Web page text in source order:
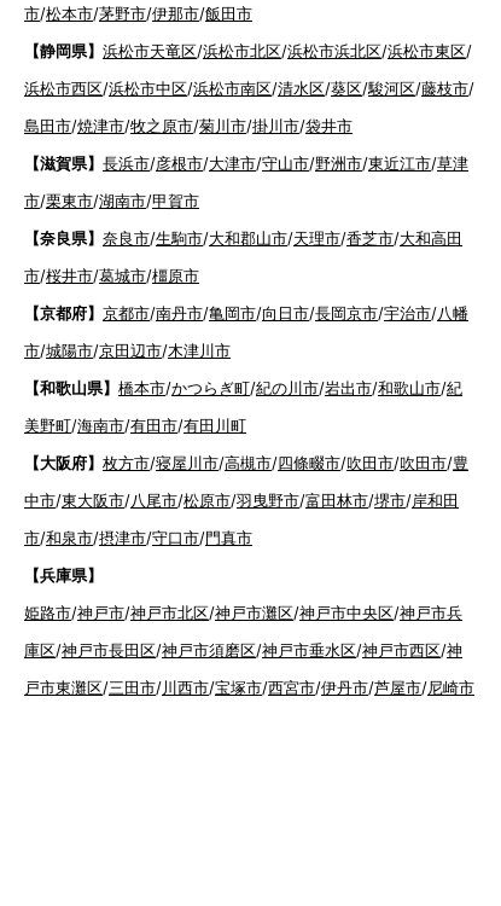
市/松本市/茅野市/伊那市/飯田市
【静岡県】 浜松市天竜区/浜松市北区/浜松市浜北区/浜松市東区/
浜松市西区/浜松市中区/浜松市南区/清水区/葵区/駿河区/藤枝市/
島田市/焼津市/牧之原市/菊川市/掛川市/袋井市
【滋賀県】 長浜市/彦根市/大津市/守山市/野洲市/東近江市/草津
市/栗東市/湖南市/甲賀市
【奈良県】 奈良市/生駒市/大和郡山市/天理市/香芝市/大和高田
市/桜井市/葛城市/橿原市
【京都府】 京都市/南丹市/亀岡市/向日市/長岡京市/宇治市/八幡
市/城陽市/京田辺市/木津川市
【和歌山県】 橋本市/かつらぎ町/紀の川市/岩出市/和歌山市/紀
美野町/海南市/有田市/有田川町
【大阪府】 枚方市/寝屋川市/高槻市/四條畷市/吹田市/吹田市/豊
中市/東大阪市/八尾市/松原市/羽曳野市/富田林市/堺市/岸和田
市/和泉市/摂津市/守口市/門真市
【兵庫県】
姫路市/神戸市/神戸市北区/神戸市灘区/神戸市中央区/神戸市兵
庫区/神戸市長田区/神戸市須磨区/神戸市垂水区/神戸市西区/神
戸市東灘区/三田市/川西市/宝塚市/西宮市/伊丹市/芦屋市/尼崎市